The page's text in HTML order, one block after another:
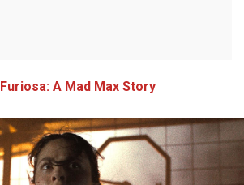
Furiosa: A Mad Max Story